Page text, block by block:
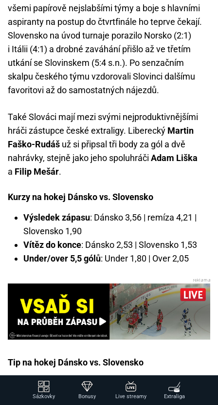
všemi papírově nejslabšími týmy a boje s hlavními
aspiranty na postup do čtvrtfinále ho teprve čekají.
Slovensko na úvod turnaje porazilo Norsko (2:1)
i Itálii (4:1) a drobné zaváhání přišlo až ve třetím
utkání se Slovinskem (5:4 s.n.). Po senzačním
skalpu českého týmu vzdorovali Slovinci dalšímu
favoritovi až do samostatných nájezdů.
Také Slováci mají mezi svými nejproduktivnějšími
hráči zástupce české extraligy. Liberecký Martin
Faško-Rudáš už si připsal tři body za gól a dvě
nahrávky, stejně jako jeho spoluhráči Adam Liška
a Filip Mešár.
Kurzy na hokej Dánsko vs. Slovensko
Výsledek zápasu: Dánsko 3,56 | remíza 4,21 |
Slovensko 1,90
Vítěz do konce: Dánsko 2,53 | Slovensko 1,53
Under/over 5,5 gólů: Under 1,80 | Over 2,05
Tip na hokej Dánsko vs. Slovensko
Nick Olesen prožívá další vydařený turnaj
v reprezentačním dresu, když ve všech dosavadních
Sázkovky Bonusy Live streamy Extraliga